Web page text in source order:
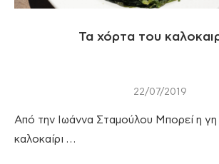
Τα χόρτα του
22/07/2019
Από την Ιωάννα Σταμούλου Μπορεί η γη
καλοκαίρι …